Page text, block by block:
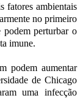
fatores ambientais
no primeiro
podem perturbar o
imune.
podem aumentar
de Chicago
uma infecção